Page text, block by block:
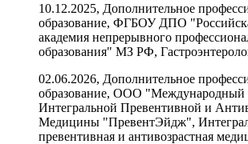
10.12.2025, Дополнительное
образование, ФГБОУ ДПО
академия непрерывного
образования" МЗ РФ,
02.06.2026, Дополнительное
образование, ООО "Международный
Интегральной Превентивной и
Медицины "ПревентЭйдж",
превентивная и антивозрастная